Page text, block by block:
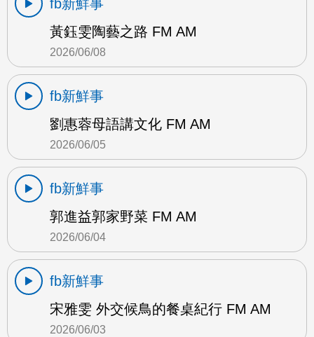
fb新鮮事
黃鈺雯陶藝之路 FM AM
2026/06/08
fb新鮮事
劉惠蓉母語講文化 FM AM
2026/06/05
fb新鮮事
郭進益郭家野菜 FM AM
2026/06/04
fb新鮮事
宋雅雯 外交候鳥的餐桌紀行 FM AM
2026/06/03